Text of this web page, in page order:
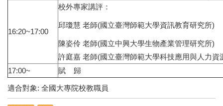
16:20~17:00
校外專家講評：
邱瓊慧 老師(國立臺灣師範大學資訊教育研究所)
陳姿伶 老師(國立中興大學生物產業管理研究所)
許庭嘉 老師(國立臺灣師範大學科技應用與人力資
17:00~
賦 歸
適合對象: 全國大專院校教職員